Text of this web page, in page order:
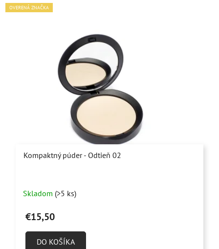
OVERENÁ ZNAČKA
Kompaktný púder - Odtieň 02
Skladom (>5 ks)
€15,50
DO KOŠÍKA